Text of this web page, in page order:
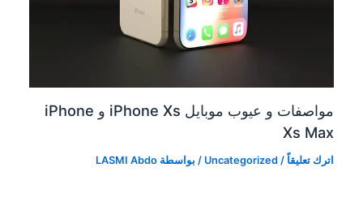
مواصفات و عيوب موبايل iPhone Xs و iPhone
Xs Max
اترك تعليقاً /
Uncategorized/ بواسطة LASMI Abdo